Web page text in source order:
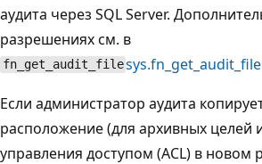
аудита через SQL Server.
разрешениях см. в
fn_get_audit_filesys.fn_get_audit_file
Если администратор аудита
расположение (для архивных целей
управления доступом (ACL) в новом